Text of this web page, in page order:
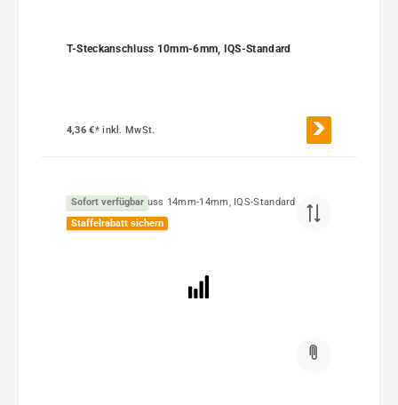
T-Steckanschluss 10mm-6mm, IQS-Standard
4,36 €*inkl. MwSt.
Sofort verfügbar
Staffelrabatt sichern